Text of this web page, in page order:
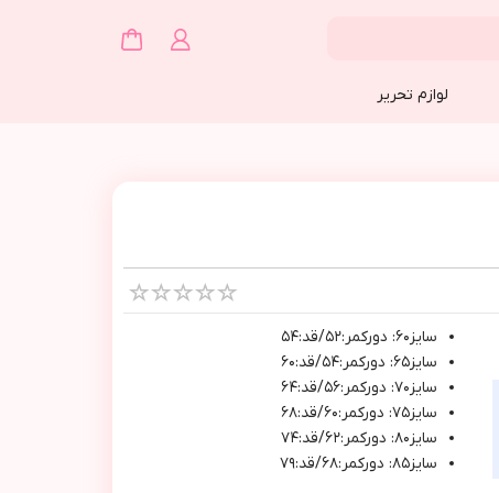
لوازم تحریر
سايز٦٠: دوركمر:٥٢/قد:٥٤
سايز٦٥: دوركمر:٥٤/قد:٦٠
سايز٧٠: دوركمر:٥٦/قد:٦٤
سايز٧٥: دوركمر:٦٠/قد:٦٨
سايز٨٠: دوركمر:٦٢/قد:٧٤
سايز٨٥: دوركمر:٦٨/قد:٧٩